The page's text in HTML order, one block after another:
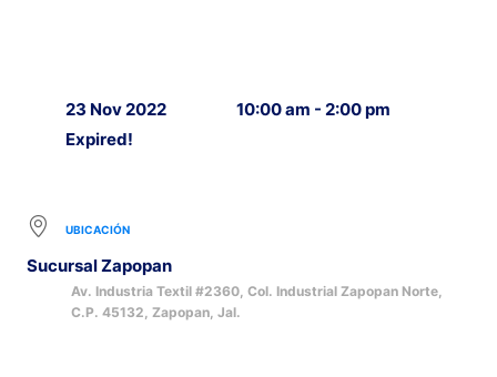
23 Nov 2022
Expired!
10:00 am - 2:00 pm
UBICACIÓN
Sucursal Zapopan
Av. Industria Textil #2360, Col. Industrial Zapopan Norte,
C.P. 45132, Zapopan, Jal.